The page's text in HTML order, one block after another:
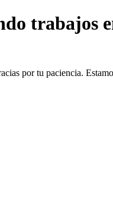
trabajos
por tu paciencia.